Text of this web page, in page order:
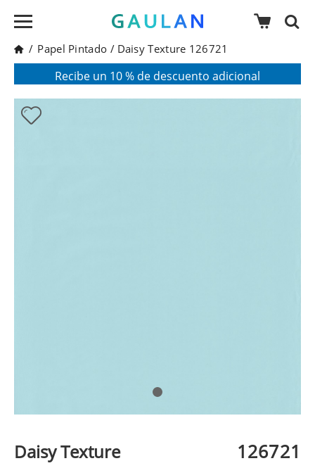
/ Papel Pintado / Daisy Texture 126721
Pon en tu cesta el código:AGOSTO2026
Recibe un 10 % de descuento adicional
* Válido para pedidos superiores a 120€
Daisy Texture 126721